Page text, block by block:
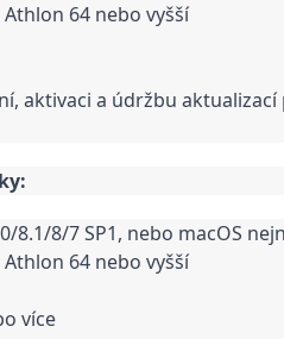
64 nebo vyšší
aktivaci a údržbu
8.1/8/7 SP1, nebo macOS
64 nebo vyšší
více